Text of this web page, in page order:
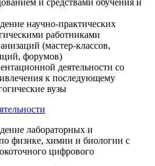
и средствами обучения и
научно-практических
работниками
(мастер-классов,
форумов)
деятельности со
к последующему
вузы
лабораторных и
физике, химии и биологии с
цифрового